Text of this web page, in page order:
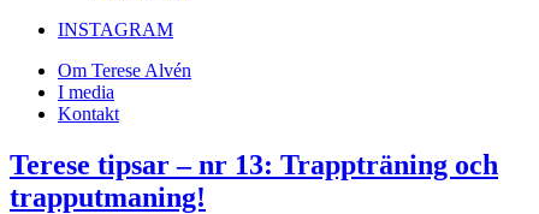
INSTAGRAM
Om Terese Alvén
I media
Kontakt
Terese tipsar – nr 13: Trappträning och
trapputmaning!